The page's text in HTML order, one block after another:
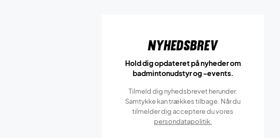
Nyhedsbrev
Hold dig opdateret på nyheder om
badmintonudstyr og -events.
Tilmeld dig nyhedsbrevet herunder.
Samtykke kan trækkes tilbage. Når du
tilmelder dig acceptere du vores
persondatapolitik.